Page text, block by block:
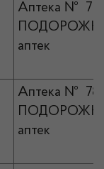
Аптека № 77
аптек
Аптека № 78
аптек